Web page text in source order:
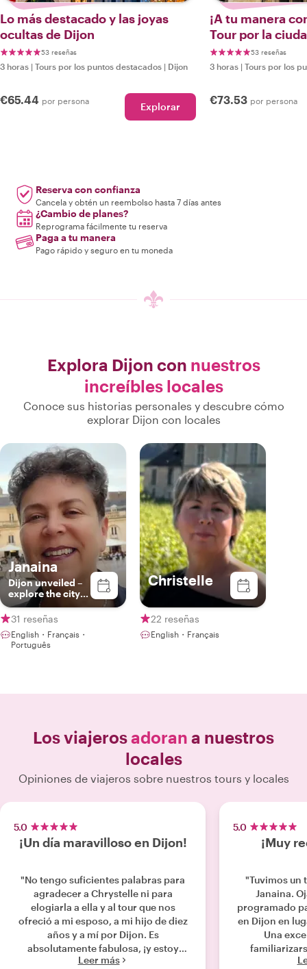
Lo más destacado y las joyas
ocultas de Dijon
53 reseñas
3 horas | Tours por los puntos destacados | Dijon
€65.44 por persona Explorar
¡A tu manera
Tour por la
53 reseñas
3 horas | Tours por los
€73.53 por persona
Reserva con confianza
Cancela y obtén un reembolso hasta 7 días antes
¿Cambio de planes?
Reprograma fácilmente tu reserva
Paga a tu manera
Pago rápido y seguro en tu moneda
Explora Dijon con nuestros
increíbles locales
Conoce sus historias personales y descubre cómo
explorar Dijon con locales
Janaina
Dijon unveiled –
explore the city
with a passionate
guide
31 reseñas
English・Français・
Português
Christelle
22 reseñas
English・Français
Los viajerosadoran a nuestros
locales
Opiniones de viajeros sobre nuestros tours y locales
5.0
¡Un día maravilloso en Dijon!
"No tengo suficientes palabras para
agradecer a Chrystelle ni para
elogiarla a ella y al tour que nos
ofreció a mi esposo, a mi hijo de diez
años y a mí por Dijon. Es
absolutamente fabulosa, ¡y estoy
segura de que cualquier tour que ella
Leer más
5.0
¡Muy
"Tuvimos un
Janaina.
programado
en Dijon en
Una